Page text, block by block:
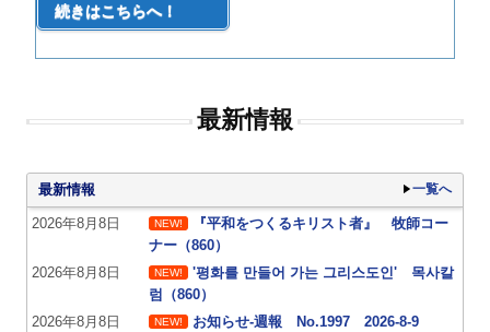
続きはこちらへ！
最新情報
一覧へ
最新情報
2026年8月8日 NEW!
『平和をつくるキリスト者』 牧師コー
ナー（860）
2026年8月8日
NEW!
'평화를 만들어 가는 그리스도인' 목사칼
럼（860）
2026年8月8日
NEW!
お知らせ-週報 No.1997 2026-8-9